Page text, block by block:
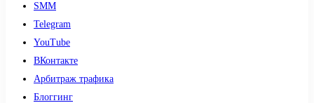
SMM
Telegram
YouTube
ВКонтакте
Арбитраж трафика
Блоггинг